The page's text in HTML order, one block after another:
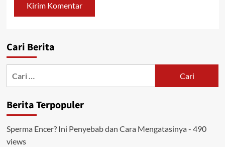
Cari Berita
Berita Terpopuler
Sperma Encer? Ini Penyebab dan Cara Mengatasinya - 490
views